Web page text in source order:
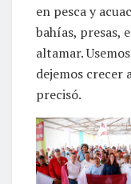
en pesca y
bahías, presas,
altamar.
dejemos crecer
precisó.